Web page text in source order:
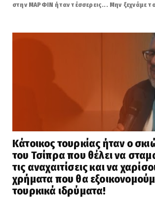
στην ΜΑΡΦΙΝ ήταν τέσσερεις... Μην ξεχνάμε
Κάτοικος τουρκίας ήταν ο
του Τσίπρα που θέλει να
τις αναχαιτίσεις και να
χρήματα που θα
τουρκικά ιδρύματα!